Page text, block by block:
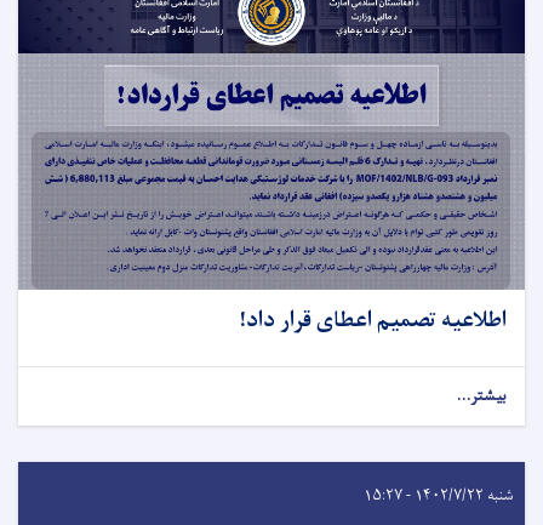
اطلاعیه تصمیم اعطای قرار داد!
بیشتر...
شنبه ۱۴۰۲/۷/۲۲ - ۱۵:۲۷